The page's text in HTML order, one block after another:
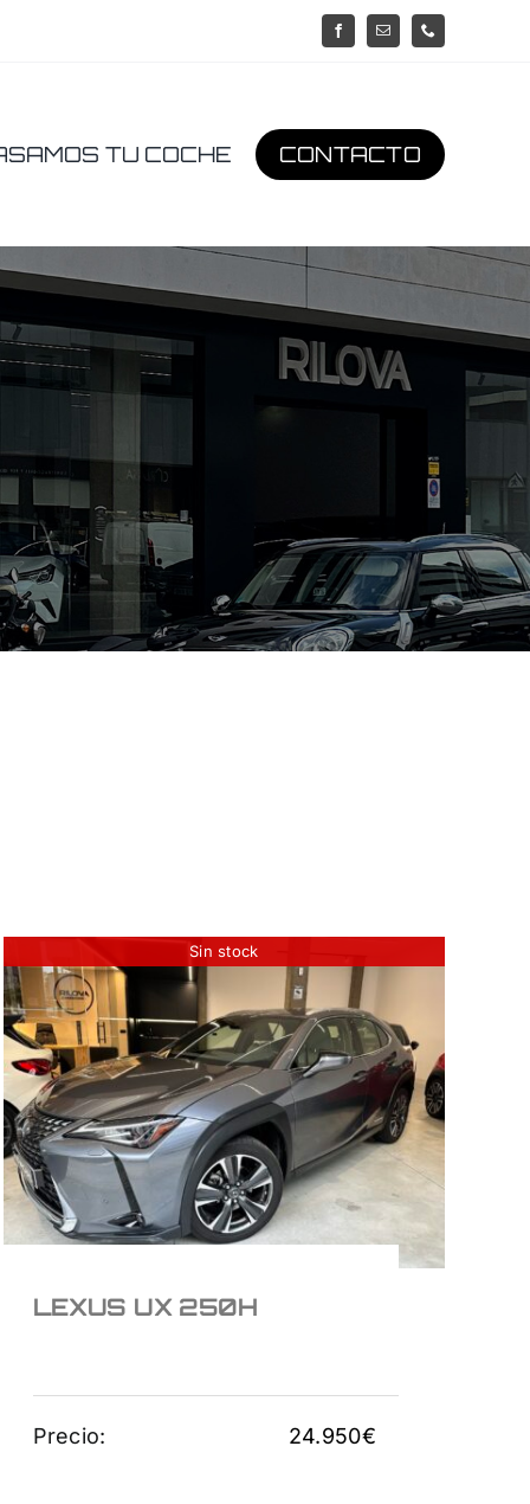
TU COCHE CONTACTO
Sin stock
LEXUS UX 250H
24.950€
LEXUS UX 250H
Precio: 24.950€